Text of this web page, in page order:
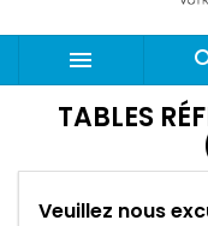

TABLES
Veuillez nous